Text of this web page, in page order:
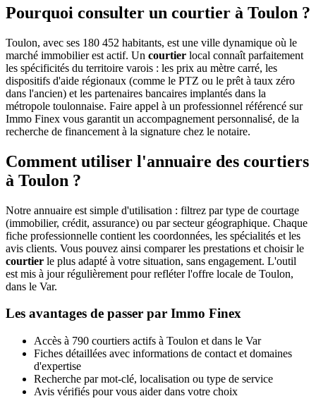
Pourquoi consulter un courtier à Toulon ?
Toulon, avec ses 180 452 habitants, est une ville dynamique où le
marché immobilier est actif. Un courtier local connaît parfaitement
les spécificités du territoire varois : les prix au mètre carré, les
dispositifs d'aide régionaux (comme le PTZ ou le prêt à taux zéro
dans l'ancien) et les partenaires bancaires implantés dans la
métropole toulonnaise. Faire appel à un professionnel référencé sur
Immo Finex vous garantit un accompagnement personnalisé, de la
recherche de financement à la signature chez le notaire.
Comment utiliser l'annuaire des courtiers
à Toulon ?
Notre annuaire est simple d'utilisation : filtrez par type de courtage
(immobilier, crédit, assurance) ou par secteur géographique. Chaque
fiche professionnelle contient les coordonnées, les spécialités et les
avis clients. Vous pouvez ainsi comparer les prestations et choisir le
courtier le plus adapté à votre situation, sans engagement. L'outil
est mis à jour régulièrement pour refléter l'offre locale de Toulon,
dans le Var.
Les avantages de passer par Immo Finex
Accès à 790 courtiers actifs à Toulon et dans le Var
Fiches détaillées avec informations de contact et domaines
d'expertise
Recherche par mot-clé, localisation ou type de service
Avis vérifiés pour vous aider dans votre choix